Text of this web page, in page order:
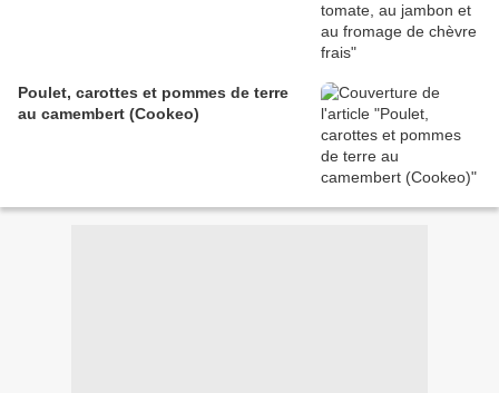
Poulet, carottes et pommes de terre
au camembert (Cookeo)